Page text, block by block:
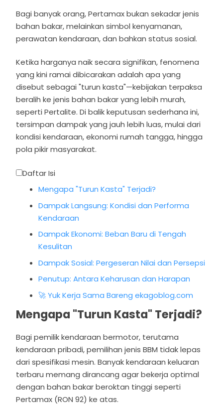
Bagi banyak orang, Pertamax bukan sekadar jenis
bahan bakar, melainkan simbol kenyamanan,
perawatan kendaraan, dan bahkan status sosial.
Ketika harganya naik secara signifikan, fenomena
yang kini ramai dibicarakan adalah apa yang
disebut sebagai "turun kasta"—kebijakan terpaksa
beralih ke jenis bahan bakar yang lebih murah,
seperti Pertalite. Di balik keputusan sederhana ini,
tersimpan dampak yang jauh lebih luas, mulai dari
kondisi kendaraan, ekonomi rumah tangga, hingga
pola pikir masyarakat.
Daftar Isi
Mengapa "Turun Kasta" Terjadi?
Dampak Langsung: Kondisi dan Performa
Kendaraan
Dampak Ekonomi: Beban Baru di Tengah
Kesulitan
Dampak Sosial: Pergeseran Nilai dan Persepsi
Penutup: Antara Keharusan dan Harapan
🚀 Yuk Kerja Sama Bareng ekagoblog.com
Mengapa "Turun Kasta" Terjadi?
Bagi pemilik kendaraan bermotor, terutama
kendaraan pribadi, pemilihan jenis BBM tidak lepas
dari spesifikasi mesin. Banyak kendaraan keluaran
terbaru memang dirancang agar bekerja optimal
dengan bahan bakar beroktan tinggi seperti
Pertamax (RON 92) ke atas.